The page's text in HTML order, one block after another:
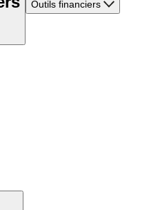
Outils financiers